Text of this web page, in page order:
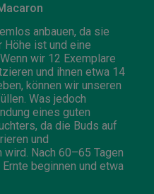
anbauen, da sie
ist und eine
wir 12 Exemplare
und ihnen etwa 14
können wir unseren
Was jedoch
eines guten
da die Buds auf
und
Nach 60–65 Tagen
beginnen und etwa